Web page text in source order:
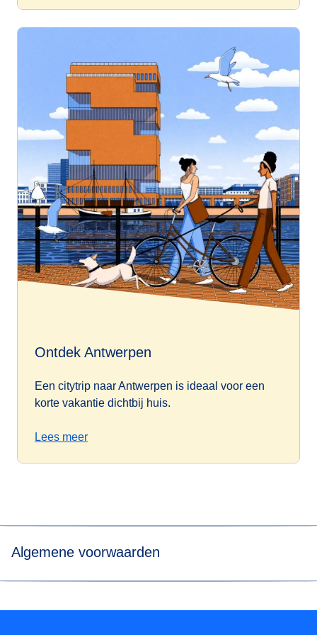
Ontdek Antwerpen
Een citytrip naar Antwerpen is ideaal voor een
korte vakantie dichtbij huis.
Lees meer
Algemene voorwaarden